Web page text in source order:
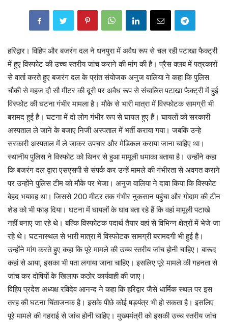
हरिद्वार। विहिप और बजरंग दल ने धनपुरा में अवैध रूप से चल रही पटाखा फैक्ट्री
में हुए विस्फोट की उच्च स्तरीय जांच कराने की मांग की है। प्रैस क्लब में पत्रकारों
से वार्ता करते हुए बजरंग दल के प्रांत संयोजक अनुज वालिया ने कहा कि पुलिस
चौकी से महज दौ सौ मीटर की दूरी पर अवैध रूप से संचालित पटाखा फैक्ट्री में हुई
विस्फोट की घटना गंभीर मामला है। मौके से भारी मात्रा में विस्फोटक सामग्री भी
बरामद हुई है। घटना में दो लोग गंभीर रूप से घायल हुए हैं। घायलों को सरकारी
अस्पताल ले जाने के बजाए निजी अस्पताल में भर्ती कराया गया। जबकि उन्हे
सरकारी अस्पताल में ले जाकर उपचार और मेडिकल कराया जाना चाहिए था।
स्थानीय पुलिस ने विस्फोट को थिनर से हुआ मामूली धमाका बताया है। उन्होंने कहा
कि बजरंग दल द्वारा एसएसपी से संपर्क कर उन्हें मामले की गंभीरता से अवगत कराने
पर उन्होंने पुलिस टीम को मौके पर भेजा। अनुज वालिया ने दावा किया कि विस्फोट
बेहद भयावह था। जिससे 200 मीटर तक गंभीर नुकसान पहुंचा और गोदाम की टीन
शेड को भी फाड़ दिया। घटना में घायलों के घाव बता रहे हैं कि वहां मामूली पटाखे
नहीं बनाए जा रहे थे। बल्कि विस्फोटक पदार्थ तैयार वहां से विभिन्न क्षेत्रों में भेजे जा
रहे थे। घटनास्थल से भारी मात्रा में विस्फोटक सामग्री बरामदगी भी हुई है।
उन्होंने मांग करते हुए कहा कि पूरे मामले की उच्च स्तरीय जांच होनी चाहिए। बारूद
कहां से आया, इसका भी पता लगाया जाना चाहिए। इसलिए पूरे मामले की गहनता से
जांच कर दोषियों के खिलाफ कठोर कार्यवाही की जाए।
विहिप प्रदेश अध्यक्ष रविदेव आनन्द ने कहा कि हरिद्वार जैसे धार्मिक स्थल पर इस
तरह की घटना चिंताजनक है। इसके पीछे कोई षड़यंत्र भी हो सकता है। इसलिए
पूरे मामले की गहराई से जांच होनी चाहिए। मुख्यमंत्री को इसकी उच्च स्तरीय जांच